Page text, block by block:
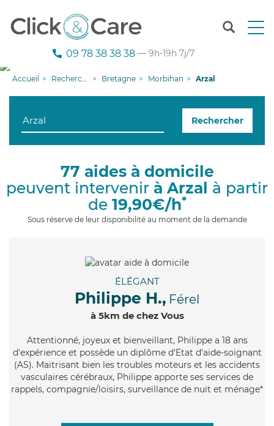
T
n
g
i
09 78 38 38 38 — 9h-19h 7j/7
Accueil Recherche aide à domicile Bretagne Morbihan Arzal
Rechercher
77 aides à domicile
peuvent intervenir à Arzal à partir
de 19,90€/h*
Sous réserve de leur disponibilité au moment de la demande
ÉLÉGANT
Philippe H., Férel
à 5km de chez Vous
Attentionné, joyeux et bienveillant, Philippe a 18 ans
d'expérience et possède un diplôme d'Etat d'aide-soignant
(AS). Maitrisant bien les troubles moteurs et les accidents
vasculaires cérébraux, Philippe apporte ses services de
rappels, compagnie/loisirs, surveillance de nuit et ménage*